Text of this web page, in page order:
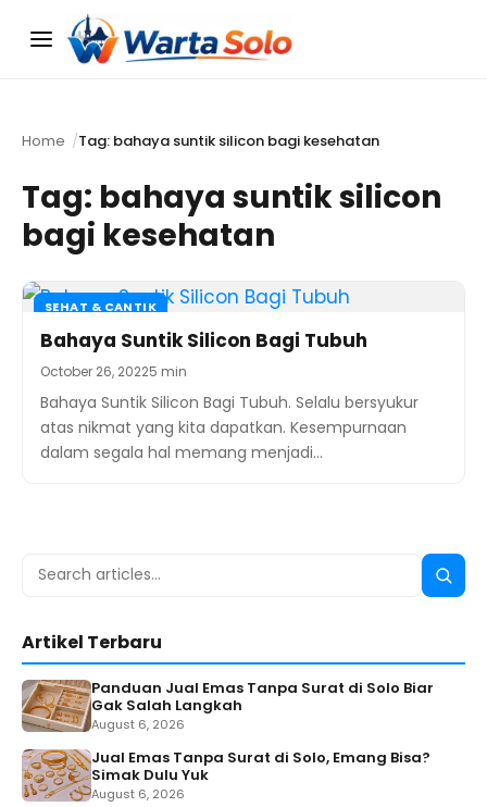
Menu
Home Tag: bahaya suntik silicon bagi kesehatan
Tag: bahaya suntik silicon
bagi kesehatan
SEHAT & CANTIK
Bahaya Suntik Silicon Bagi Tubuh
October 26, 20225 min
Bahaya Suntik Silicon Bagi Tubuh. Selalu bersyukur
atas nikmat yang kita dapatkan. Kesempurnaan
dalam segala hal memang menjadi…
Search
Search
Artikel Terbaru
Panduan Jual Emas Tanpa Surat di Solo Biar
Gak Salah Langkah
August 6, 2026
Jual Emas Tanpa Surat di Solo, Emang Bisa?
Simak Dulu Yuk
August 6, 2026